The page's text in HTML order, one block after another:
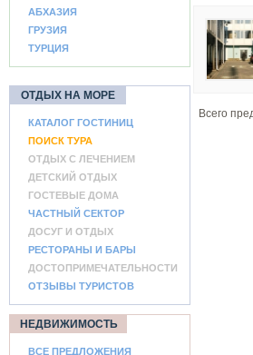
АБХАЗИЯ
ГРУЗИЯ
ТУРЦИЯ
ОТДЫХ НА МОРЕ
КАТАЛОГ ГОСТИНИЦ
ПОИСК ТУРА
ОТДЫХ С ЛЕЧЕНИЕМ
ДЕТСКИЙ ОТДЫХ
ГОСТЕВЫЕ ДОМА
ЧАСТНЫЙ СЕКТОР
ДОСУГ И ОТДЫХ
РЕСТОРАНЫ И БАРЫ
ДОСТОПРИМЕЧАТЕЛЬНОСТИ
ОТЗЫВЫ ТУРИСТОВ
НЕДВИЖИМОСТЬ
ВСЕ ПРЕДЛОЖЕНИЯ
Всего